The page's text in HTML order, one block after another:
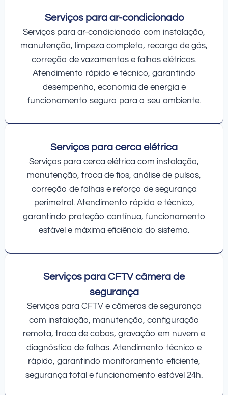
Serviços para ar-condicionado
Serviços para ar-condicionado com instalação,
manutenção, limpeza completa, recarga de gás,
correção de vazamentos e falhas elétricas.
Atendimento rápido e técnico, garantindo
desempenho, economia de energia e
funcionamento seguro para o seu ambiente.
Serviços para cerca elétrica
Serviços para cerca elétrica com instalação,
manutenção, troca de fios, análise de pulsos,
correção de falhas e reforço de segurança
perimetral. Atendimento rápido e técnico,
garantindo proteção contínua, funcionamento
estável e máxima eficiência do sistema.
Serviços para CFTV câmera de
segurança
Serviços para CFTV e câmeras de segurança
com instalação, manutenção, configuração
remota, troca de cabos, gravação em nuvem e
diagnóstico de falhas. Atendimento técnico e
rápido, garantindo monitoramento eficiente,
segurança total e funcionamento estável 24h.